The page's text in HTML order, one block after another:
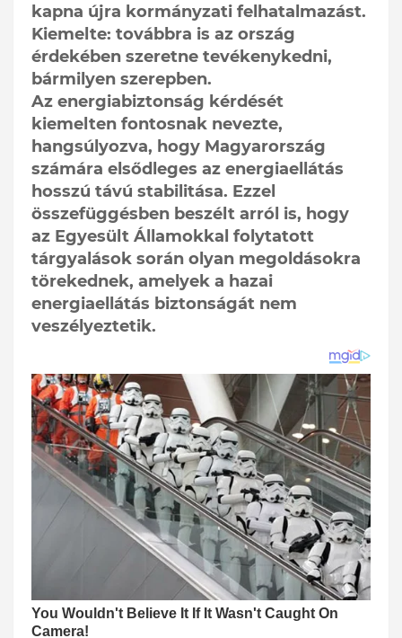
kapna újra kormányzati felhatalmazást.
Kiemelte: továbbra is az ország
érdekében szeretne tevékenykedni,
bármilyen szerepben.
Az energiabiztonság kérdését
kiemelten fontosnak nevezte,
hangsúlyozva, hogy Magyarország
számára elsődleges az energiaellátás
hosszú távú stabilitása. Ezzel
összefüggésben beszélt arról is, hogy
az Egyesült Államokkal folytatott
tárgyalások során olyan megoldásokra
törekednek, amelyek a hazai
energiaellátás biztonságát nem
veszélyeztetik.